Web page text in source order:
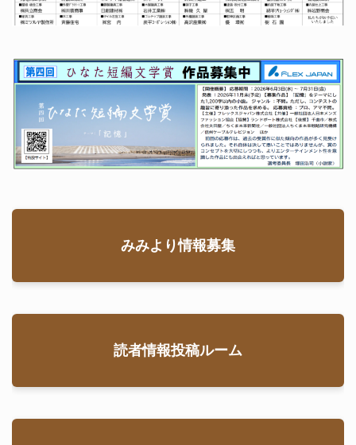
みみより情報募集
読者情報投稿ルーム